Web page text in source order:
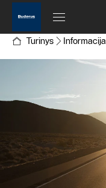
Turinys Informacija